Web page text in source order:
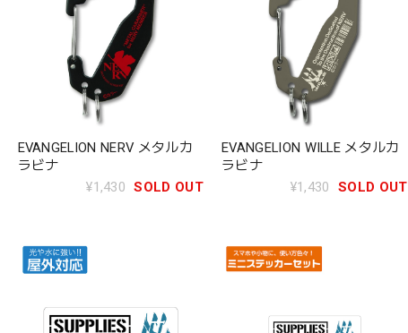
EVANGELION NERV メタルカ
ラビナ
¥1,430 SOLD OUT
EVANGELION WILLE メタルカ
ラビナ
¥1,430
SOLD OUT